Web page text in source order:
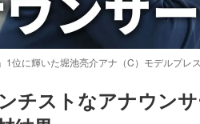
1位に輝いた堀池亮介アナ（C）モデルプレス
チストなアナウン